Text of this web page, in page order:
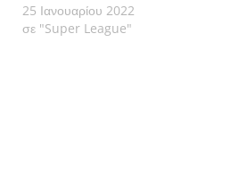
25 Ιανουαρίου 2022
σε "Super League"